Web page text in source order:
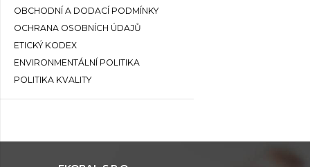
OBCHODNÍ A DODACÍ PODMÍNKY
OCHRANA OSOBNÍCH ÚDAJŮ
ETICKÝ KODEX
ENVIRONMENTÁLNÍ POLITIKA
POLITIKA KVALITY